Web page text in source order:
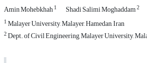
Amin Mohebkhah1 Shadi Salimi Moghaddam2
1Malayer University, Malayer, Hamedan, Iran
2Dept. of Civil Engineering, Malayer University,